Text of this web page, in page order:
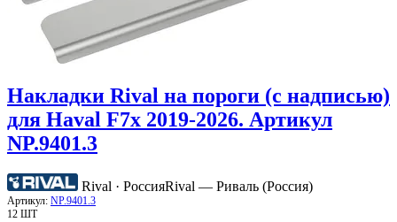
Накладки Rival на пороги (с надписью)
для Haval F7x 2019-2026. Артикул
NP.9401.3
Rival · РоссияRival — Риваль (Россия)
Артикул: NP.9401.3
12 ШТ